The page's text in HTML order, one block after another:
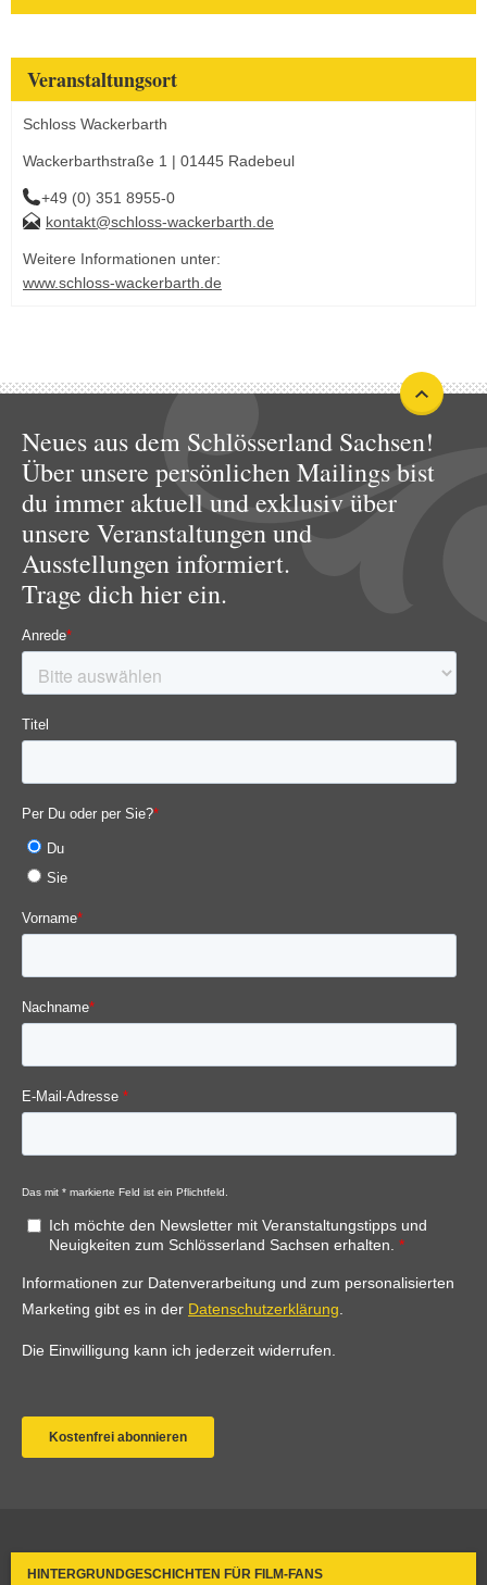
Veranstaltungsort
Schloss Wackerbarth
Wackerbarthstraße 1 | 01445 Radebeul
+49 (0) 351 8955-0
kontakt@schloss-wackerbarth.de
Weitere Informationen unter:
www.schloss-wackerbarth.de
Neues aus dem Schlösserland Sachsen!
Über unsere persönlichen Mailings bist
du immer aktuell und exklusiv über
unsere Veranstaltungen und
Ausstellungen informiert.
Trage dich hier ein.
HINTERGRUNDGESCHICHTEN FÜR FILM-FANS